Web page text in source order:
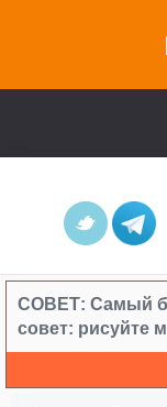
СОВЕТ: Самый
совет: рисуйте